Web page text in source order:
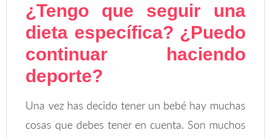
¿Tengo que seguir una
dieta específica? ¿Puedo
continuar haciendo
deporte?
Una vez has decido tener un bebé hay muchas
cosas que debes tener en cuenta. Son muchos